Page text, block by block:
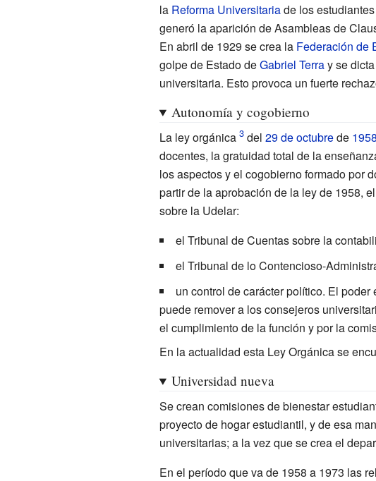
la Reforma Universitariade los
generó la aparición de Asambleas de
En abril de 1929 se crea la Federación de
golpe de Estado deGabriel Terray se dicta
universitaria. Esto provoca un fuerte
Autonomía y cogobierno
La ley orgánica del 29 de octubrede 1958
docentes, la gratuidad total de la
los aspectos y el cogobierno formado por
partir de la aprobación de la ley de 1958,
sobre la Udelar:
el Tribunal de Cuentas sobre la
el Tribunal de lo Contencioso-
un control de carácter político. El
puede remover a los consejeros
el cumplimiento de la función y por la
En la actualidad esta Ley Orgánica se
Universidad nueva
Se crean comisiones de bienestar
proyecto de hogar estudiantil, y de esa
universitarias; a la vez que se crea el
En el período que va de 1958 a 1973 las